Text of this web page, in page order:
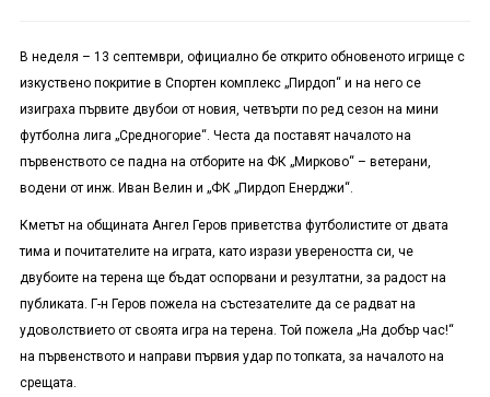
В неделя – 13 септември, официално бе открито обновеното игрище с
изкуствено покритие в Спортен комплекс „Пирдоп“ и на него се
изиграха първите двубои от новия, четвърти по ред сезон на мини
футболна лига „Средногорие“. Честа да поставят началото на
първенството се падна на отборите на ФК „Мирково“ – ветерани,
водени от инж. Иван Велин и „ФК „Пирдоп Енерджи“.
Кметът на общината Ангел Геров приветства футболистите от двата
тима и почитателите на играта, като изрази увереността си, че
двубоите на терена ще бъдат оспорвани и резултатни, за радост на
публиката. Г-н Геров пожела на състезателите да се радват на
удоволствието от своята игра на терена. Той пожела „На добър час!“
на първенството и направи първия удар по топката, за началото на
срещата.